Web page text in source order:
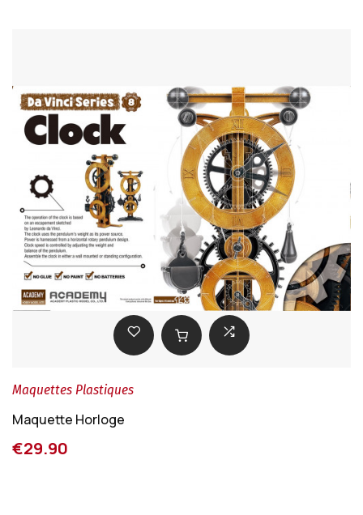
Maquettes Plastiques
Maquette Horloge
€29.90